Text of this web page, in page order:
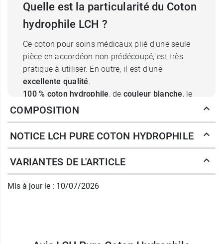
Quelle est la particularité du Coton
hydrophile LCH ?
Ce coton pour soins médicaux plié d'une seule
pièce en accordéon non prédécoupé, est très
pratique à utiliser. En outre, il est d'une
excellente qualité.
100 % coton hydrophile, de couleur blanche, le
coton hydrophile Optima de LCH dispose de
et correspond aux exigences des professionnels
D'unegrande douceur et très plaisant au
toucher
, ce coton est idéal pour nettoyer des
zones corporelles, désinfecter des plaies.
COMPOSITION
NOTICE LCH PURE COTON HYDROPHILE
VARIANTES DE L'ARTICLE
Mis à jour le : 10/07/2026